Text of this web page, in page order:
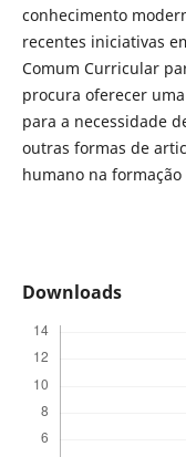
conhecimento
recentes iniciativas
Comum Curricular
procura oferecer
para a necessidade
outras formas de
humano na formação
Downloads